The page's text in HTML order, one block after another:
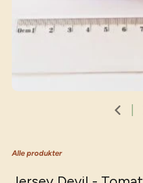
Alle produkter